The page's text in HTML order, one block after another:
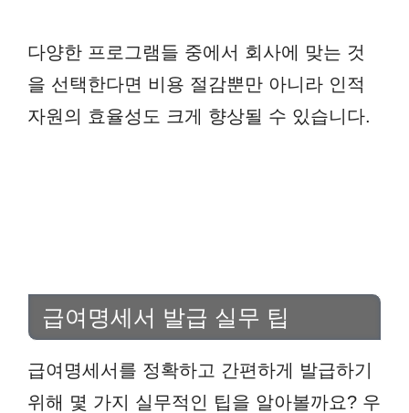
다양한 프로그램들 중에서 회사에 맞는 것
을 선택한다면 비용 절감뿐만 아니라 인적
자원의 효율성도 크게 향상될 수 있습니다.
급여명세서 발급 실무 팁
급여명세서를 정확하고 간편하게 발급하기
위해 몇 가지 실무적인 팁을 알아볼까요? 우